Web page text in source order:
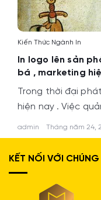
Kiến Thức Ngành In
In logo lên sản
bá , marketing
nghiệp
Trong thời đại
hiện nay . Việc
admin Tháng năm 24,
KẾT NỐI VỚI CHÚNG